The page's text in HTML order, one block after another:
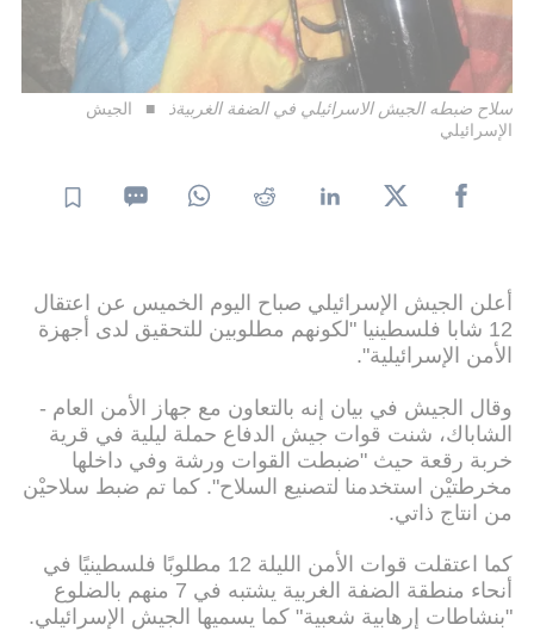
سلاح ضبطه الجيش الاسرائيلي في الضفة الغربيةذ
الجيش
الإسرائيلي
أعلن الجيش الإسرائيلي صباح اليوم الخميس عن اعتقال
12 شابا فلسطينيا "لكونهم مطلوبين للتحقيق لدى أجهزة
الأمن الإسرائيلية".
وقال الجيش في بيان إنه بالتعاون مع جهاز الأمن العام -
الشاباك، شنت قوات جيش الدفاع حملة ليلية في قرية
خربة رقعة حيث "ضبطت القوات ورشة وفي داخلها
مخرطتيْن استخدمنا لتصنيع السلاح". كما تم ضبط سلاحيْن
من انتاج ذاتي.
كما اعتقلت قوات الأمن الليلة 12 مطلوبًا فلسطينيًا في
أنحاء منطقة الضفة الغربية يشتبه في 7 منهم بالضلوع
"بنشاطات إرهابية شعبية" كما يسميها الجيش الإسرائيلي.